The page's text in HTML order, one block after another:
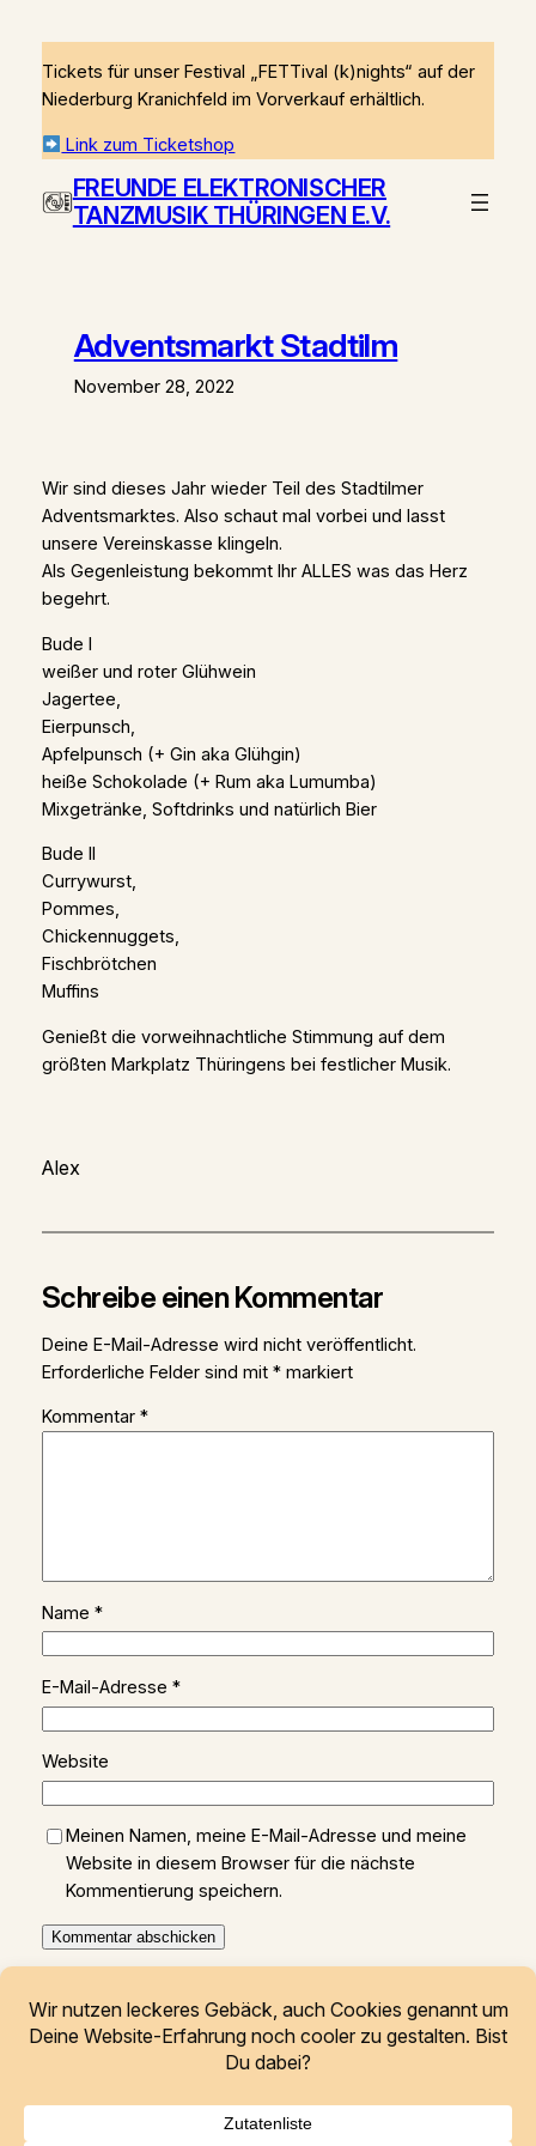
Inhalt
springen
Tickets für unser Festival „FETTival (k)nights“ auf der
Niederburg Kranichfeld im Vorverkauf erhältlich.
Link zum Ticketshop
FREUNDE ELEKTRONISCHER
TANZMUSIK THÜRINGEN E.V.
Adventsmarkt Stadtilm
November 28, 2022
Wir sind dieses Jahr wieder Teil des Stadtilmer
Adventsmarktes. Also schaut mal vorbei und lasst
unsere Vereinskasse klingeln.
Als Gegenleistung bekommt Ihr ALLES was das Herz
begehrt.
Bude I
weißer und roter Glühwein
Jagertee,
Eierpunsch,
Apfelpunsch (+ Gin aka Glühgin)
heiße Schokolade (+ Rum aka Lumumba)
Mixgetränke, Softdrinks und natürlich Bier
Bude II
Currywurst,
Pommes,
Chickennuggets,
Fischbrötchen
Muffins
Genießt die vorweihnachtliche Stimmung auf dem
größten Markplatz Thüringens bei festlicher Musik.
Alex
Schreibe einen Kommentar
Deine E-Mail-Adresse wird nicht veröffentlicht.
Erforderliche Felder sind mit *markiert
Kommentar *
Name *
E-Mail-Adresse *
Website
Meinen Namen, meine E-Mail-Adresse und meine
Website in diesem Browser für die nächste
Kommentierung speichern.
Thüringen e.V.